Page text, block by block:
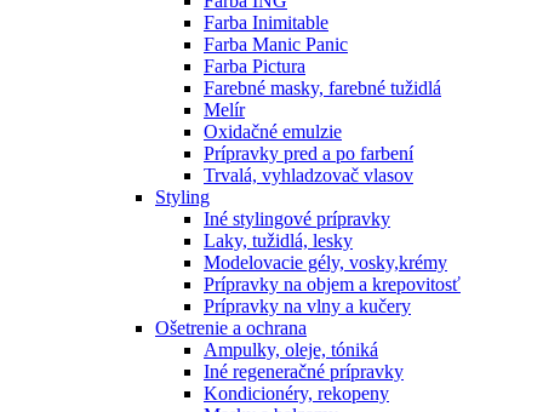
Farba Inimitable
Farba Manic Panic
Farba Pictura
Farebné masky, farebné tužidlá
Melír
Oxidačné emulzie
Prípravky pred a po farbení
Trvalá, vyhladzovač vlasov
Styling
Iné stylingové prípravky
Laky, tužidlá, lesky
Modelovacie gély, vosky,krémy
Prípravky na objem a krepovitosť
Prípravky na vlny a kučery
Ošetrenie a ochrana
Ampulky, oleje, tóniká
Iné regeneračné prípravky
Kondicionéry, rekopeny